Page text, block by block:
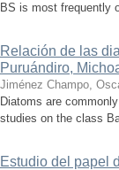
BS is most frequently
Relación de las
Puruándiro,
Jiménez Champo,
Diatoms are
studies on the class
Estudio del papel